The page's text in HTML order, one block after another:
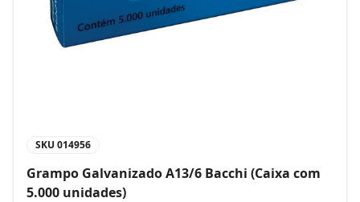
SKU 014956
Grampo Galvanizado A13/6 Bacchi (Caixa com
5.000 unidades)